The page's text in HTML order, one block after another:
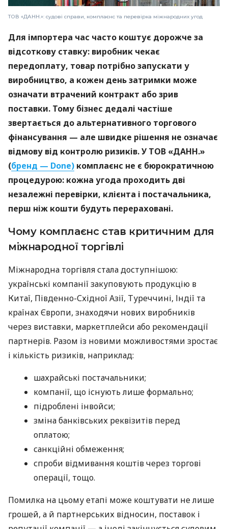
ТОВ «ДАНН.»: судові справи, комплаєнс та перевірка міжнародних угод
Для імпортера час часто коштує дорожче за
відсоткову ставку: виробник чекає
передоплату, товар потрібно запускати у
виробництво, а кожен день затримки може
означати втрачений контракт або зрив
поставки. Тому бізнес дедалі частіше
звертається до альтернативного торгового
фінансування — але швидке рішення не означає
відмову від контролю ризиків. У ТОВ «ДАНН.»
(бренд — Done) комплаєнс не є бюрократичною
процедурою: кожна угода проходить дві
незалежні перевірки, клієнта і постачальника,
перш ніж кошти будуть перераховані.
Чому комплаєнс став критичним для
міжнародної торгівлі
Міжнародна торгівля стала доступнішою:
українські компанії закуповують продукцію в
Китаї, Південно-Східної Азії, Туреччині, Індії та
країнах Європи, знаходячи нових виробників
через виставки, маркетплейси або рекомендації
партнерів. Разом із новими можливостями зростає
і кількість ризиків, наприклад:
шахрайські постачальники;
компанії, що існують лише формально;
підроблені інвойси;
зміна банківських реквізитів перед
оплатою;
санкційні обмеження;
спроби відмивання коштів через торгові
операції, тощо.
Помилка на цьому етапі може коштувати не лише
грошей, а й партнерських відносин, поставок і